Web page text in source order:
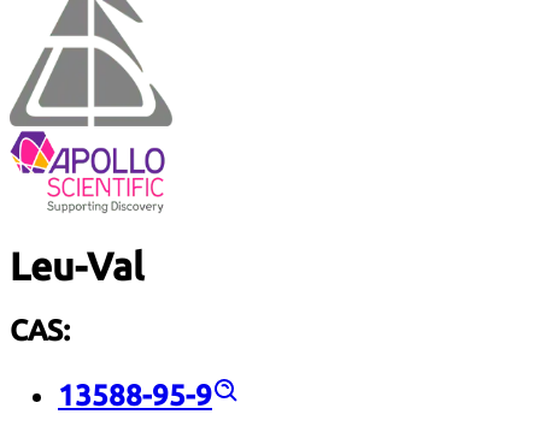
Leu-Val
CAS:
13588-95-9